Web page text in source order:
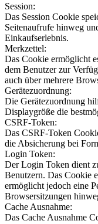
Session:
Das Session Cookie
Seitenaufrufe hinweg
Einkaufserlebnis.
Merkzettel:
Das Cookie ermöglicht
dem Benutzer zur
auch über mehrere
Gerätezuordnung:
Die Gerätezuordnung
Displaygröße die
CSRF-Token:
Das CSRF-Token
die Absicherung bei
Login Token:
Der Login Token dient
Benutzern. Das Cookie
ermöglicht jedoch eine
Browsersitzungen
Cache Ausnahme:
Das Cache Ausnahme